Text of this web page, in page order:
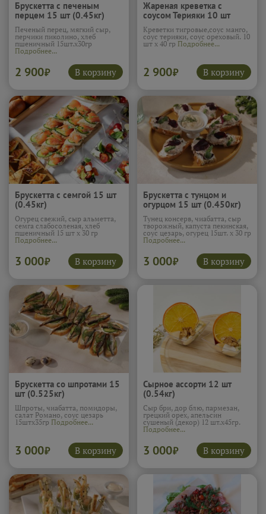
Брускетта с печеным
перцем 15 шт (0.45кг)
Печеный перец, мягкий сыр,
перчики пиколино, хлеб
пшеничный 15шт.х30гр
Подробнее...
2 900₽ В корзину
Жареная креветка с
соусом Терияки 10 шт
(0.4кг)
Креветки тигровые,соус манго,
соус терияки, соус ореховый. 10
шт х 40 гр Подробнее...
2 900₽ В корзину
Брускетта с семгой 15 шт
(0.45кг)
Огурец свежий, сыр альметта,
семга слабосоленая, хлеб
пшеничный 15 шт х 30 гр
Подробнее...
3 000₽ В корзину
Брускетта с тунцом и
огурцом 15 шт (0.450кг)
Тунец консерв, чиабатта, сыр
творожный, капуста пекинская,
соус цезарь, огурец 15шт. х 30 гр
Подробнее...
3 000₽ В корзину
Брускетта со шпротами 15
шт (0.525кг)
Шпроты, чиабатта, помидоры,
салат Романо, соус цезарь
15штх35гр Подробнее...
3 000₽ В корзину
Сырное ассорти 12 шт
(0.54кг)
Сыр бри, дор блю, пармезан,
грецкий орех, апельсин
сушеный (декор) 12 шт.х45гр.
Подробнее...
3 000₽ В корзину